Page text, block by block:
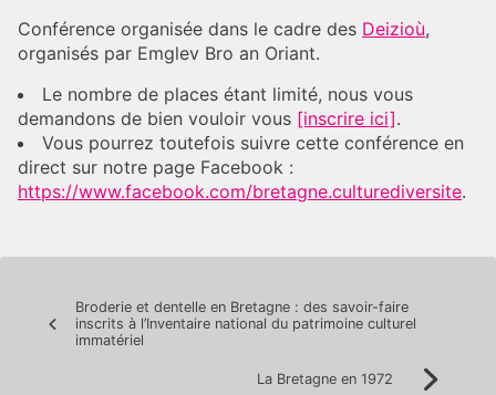
Conférence organisée dans le cadre des Deizioù,
organisés par Emglev Bro an Oriant.
Le nombre de places étant limité, nous vous
demandons de bien vouloir vous [inscrire ici].
Vous pourrez toutefois suivre cette conférence en
direct sur notre page Facebook :
https://www.facebook.com/bretagne.culturediversite.
Navigation
de
Précédent:
Broderie et dentelle en Bretagne : des savoir-faire
inscrits à l’Inventaire national du patrimoine culturel
immatériel
La Bretagne en 1972